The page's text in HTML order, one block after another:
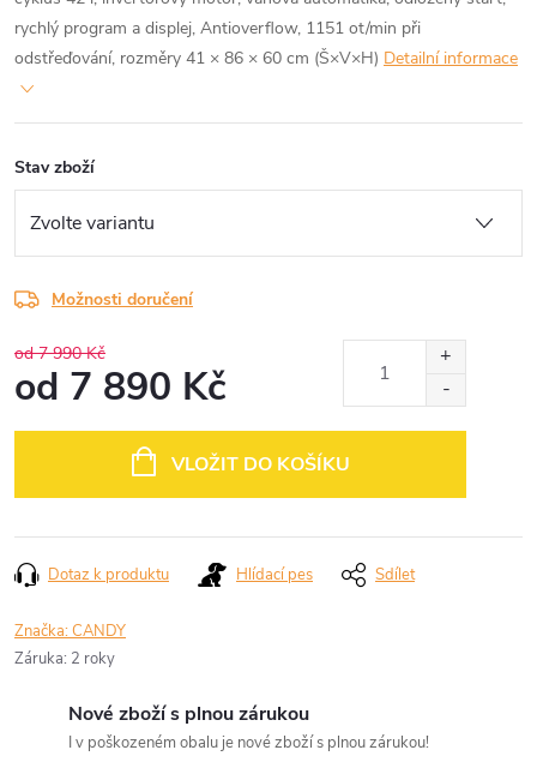
rychlý program a displej, Antioverflow, 1151 ot/min při
odstřeďování, rozměry 41 × 86 × 60 cm (Š×V×H) Detailní informace
Stav zboží
Možnosti doručení
od 7 990 Kč
od 7 890 Kč
VLOŽIT DO KOŠÍKU
Dotaz k produktu Hlídací pes Sdílet
Značka:CANDY
Záruka: 2 roky
Nové zboží s plnou zárukou
I v poškozeném obalu je nové zboží s plnou zárukou!